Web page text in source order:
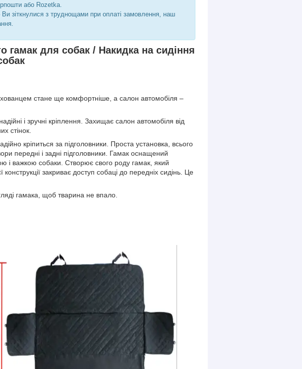
або Rozetka.
зіткнулися з труднощами при оплаті замовлення, наш
гамак для собак / Накидка на сидіння
стане ще комфортніше, а салон автомобіля –
і зручні кріплення. Захищає салон автомобіля від
стінок.
кріпиться за підголовники. Проста установка, всього
передні і задні підголовники. Гамак оснащений
і важкою собаки. Створює свого роду гамак, який
закриває доступ собаці до передніх сидінь. Це
гамака, щоб тварина не впало.